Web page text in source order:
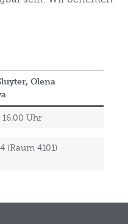
Olena
16.00 Uhr
(Raum 4101)